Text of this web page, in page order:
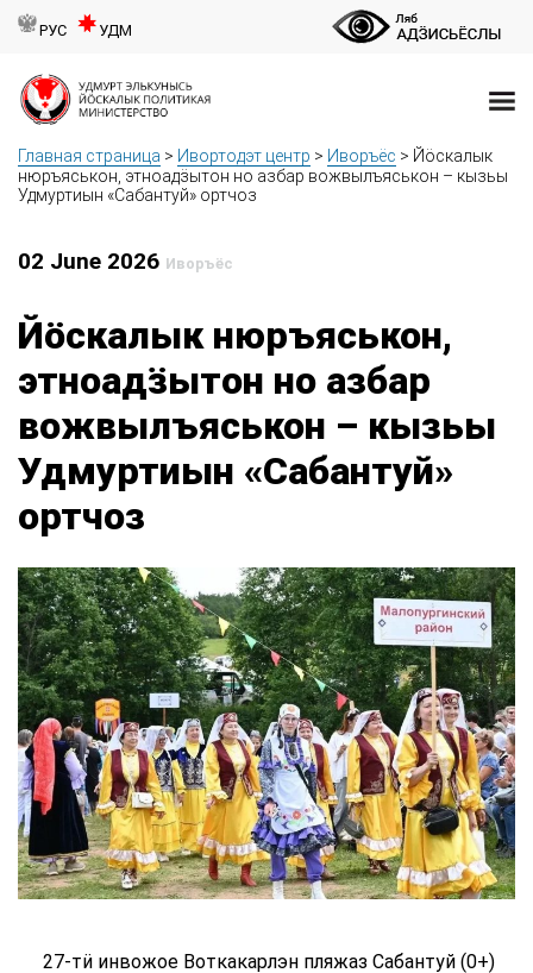
РУС УДМ
Главная страница > Ивортодэт центр > Иворъёс > Йӧскалык
нюръяськон, этноадӟытон но азбар вожвылъяськон – кызьы
Удмуртиын «Сабантуй» ортчоз
02 June 2026 Иворъёс
Йӧскалык нюръяськон,
этноадӟытон но азбар
вожвылъяськон – кызьы
Удмуртиын «Сабантуй»
ортчоз
27-тӥ инвожое Воткакарлэн пляжаз Сабантуй (0+)